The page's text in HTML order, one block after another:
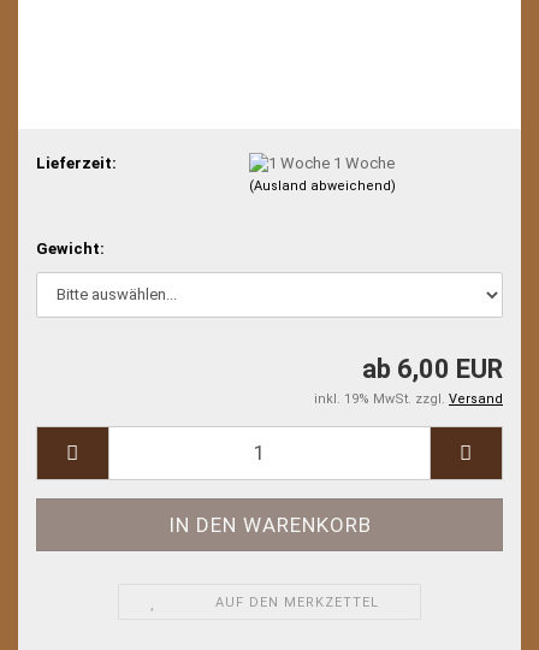
Lieferzeit: 1 Woche
(Ausland abweichend)
Gewicht:
ab 6,00 EUR
inkl. 19% MwSt. zzgl. Versand
AUF DEN MERKZETTEL